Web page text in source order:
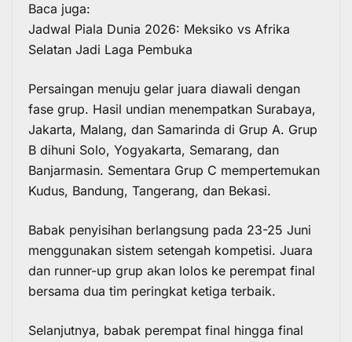
Baca juga:
Jadwal Piala Dunia 2026: Meksiko vs Afrika
Selatan Jadi Laga Pembuka
Persaingan menuju gelar juara diawali dengan
fase grup. Hasil undian menempatkan Surabaya,
Jakarta, Malang, dan Samarinda di Grup A. Grup
B dihuni Solo, Yogyakarta, Semarang, dan
Banjarmasin. Sementara Grup C mempertemukan
Kudus, Bandung, Tangerang, dan Bekasi.
Babak penyisihan berlangsung pada 23-25 Juni
menggunakan sistem setengah kompetisi. Juara
dan runner-up grup akan lolos ke perempat final
bersama dua tim peringkat ketiga terbaik.
Selanjutnya, babak perempat final hingga final